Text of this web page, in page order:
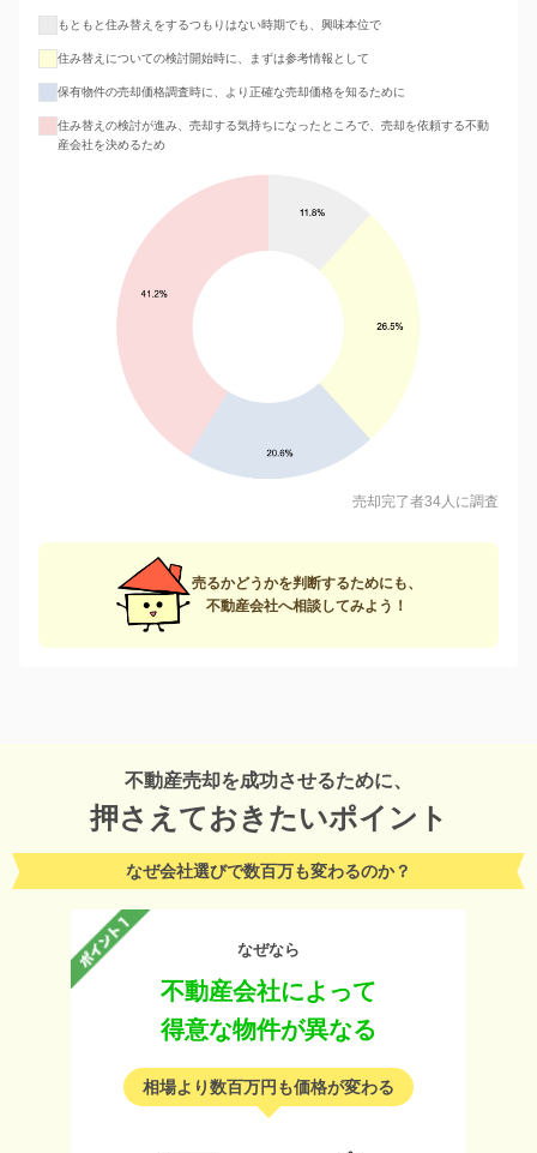
もともと住み替えをするつもりはない時期でも、興味本位で
住み替えについての検討開始時に、まずは参考情報として
保有物件の売却価格調査時に、より正確な売却価格を知るために
住み替えの検討が進み、売却する気持ちになったところで、売却を依頼する不動
産会社を決めるため
売却完了者34人に調査
売るかどうかを判断するためにも、
不動産会社へ相談してみよう！
不動産売却を成功させるために、
押さえておきたいポイント
なぜ会社選びで数百万も変わるのか？
なぜなら
不動産会社によって
得意な物件が異なる
相場より数百万円も価格が変わる